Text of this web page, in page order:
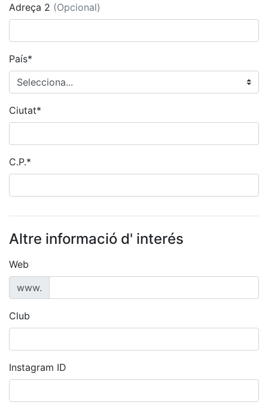
Adreça 2 (Opcional)
País*
Ciutat*
C.P.*
Altre informació d' interés
Web
www.
Club
Instagram ID